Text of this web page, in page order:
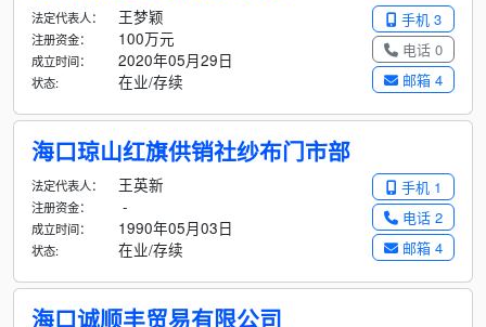
手机 3
电话 0
邮箱 4
法定代表人： 王梦颖
注册资金： 100万元
成立时间： 2020年05月29日
状态: 在业/存续
海口琼山红旗供销社纱布门市部
手机 1
电话 2
邮箱 4
法定代表人： 王英新
注册资金： -
成立时间： 1990年05月03日
状态: 在业/存续
海口诚顺丰贸易有限公司